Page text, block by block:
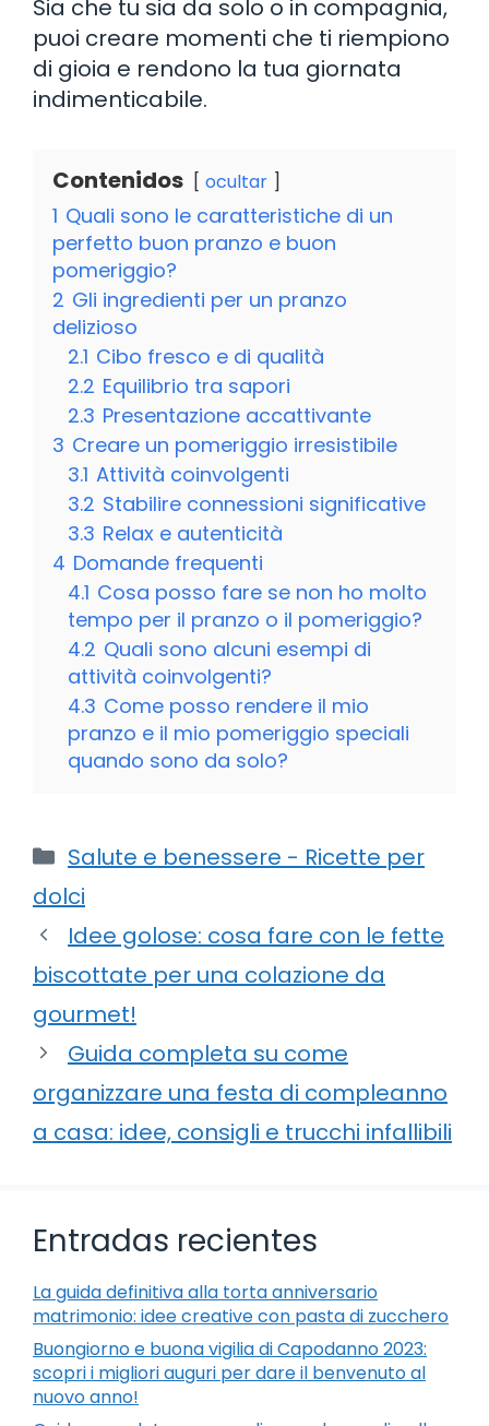
Sia che tu sia da solo o in compagnia,
puoi creare momenti che ti riempiono
di gioia e rendono la tua giornata
indimenticabile.
Contenidos ocultar
1 Quali sono le caratteristiche di un
perfetto buon pranzo e buon
pomeriggio?
2 Gli ingredienti per un pranzo
delizioso
2.1 Cibo fresco e di qualità
2.2 Equilibrio tra sapori
2.3 Presentazione accattivante
3 Creare un pomeriggio irresistibile
3.1 Attività coinvolgenti
3.2 Stabilire connessioni significative
3.3 Relax e autenticità
4 Domande frequenti
4.1 Cosa posso fare se non ho molto
tempo per il pranzo o il pomeriggio?
4.2 Quali sono alcuni esempi di
attività coinvolgenti?
4.3 Come posso rendere il mio
pranzo e il mio pomeriggio speciali
quando sono da solo?
Categorie
Salute e benessere - Ricette per
dolci
Idee golose: cosa fare con le fette
biscottate per una colazione da
gourmet!
Guida completa su come
organizzare una festa di compleanno
a casa: idee, consigli e trucchi infallibili
Entradas recientes
La guida definitiva alla torta anniversario
matrimonio: idee creative con pasta di zucchero
Buongiorno e buona vigilia di Capodanno 2023:
scopri i migliori auguri per dare il benvenuto al
nuovo anno!